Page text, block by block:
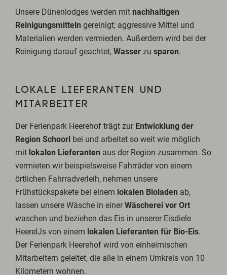
Unsere Dünenlodges werden mitnachhaltigen
Reinigungsmitteln gereinigt; aggressive Mittel und
Materialien werden vermieden. Außerdem wird bei der
Reinigung darauf geachtet,Wasser zusparen.
LOKALE LIEFERANTEN UND
MITARBEITER
Der Ferienpark Heerehof trägt zurEntwicklung der
Region Schoorl bei und arbeitet so weit wie möglich
mit lokalen Lieferanten aus der Region zusammen. So
vermieten wir beispielsweise Fahrräder von einem
örtlichen Fahrradverleih, nehmen unsere
Frühstückspakete bei einem lokalen Bioladen ab,
lassen unsere Wäsche in einerWäscherei vor Ort
waschen und beziehen das Eis in unserer Eisdiele
HeereIJs von einem lokalen Lieferanten für Bio-Eis.
Der Ferienpark Heerehof wird von einheimischen
Mitarbeitern geleitet, die alle in einem Umkreis von 10
Kilometern wohnen.